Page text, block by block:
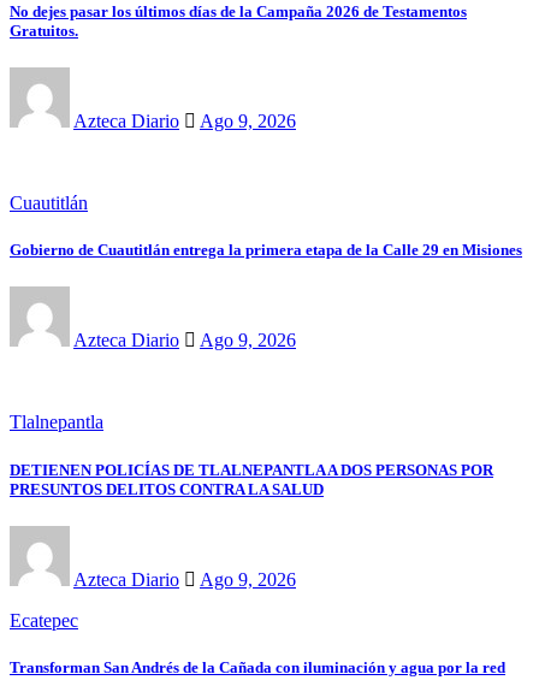
No dejes pasar los últimos días de la Campaña 2026 de Testamentos
Gratuitos.
Azteca Diario Ago 9, 2026
Cuautitlán
Gobierno de Cuautitlán entrega la primera etapa de la Calle 29 en Misiones
Azteca Diario Ago 9, 2026
Tlalnepantla
DETIENEN POLICÍAS DE TLALNEPANTLA A DOS PERSONAS POR
PRESUNTOS DELITOS CONTRA LA SALUD
Azteca Diario
Ago 9, 2026
Ecatepec
Transforman San Andrés de la Cañada con iluminación y agua por la red